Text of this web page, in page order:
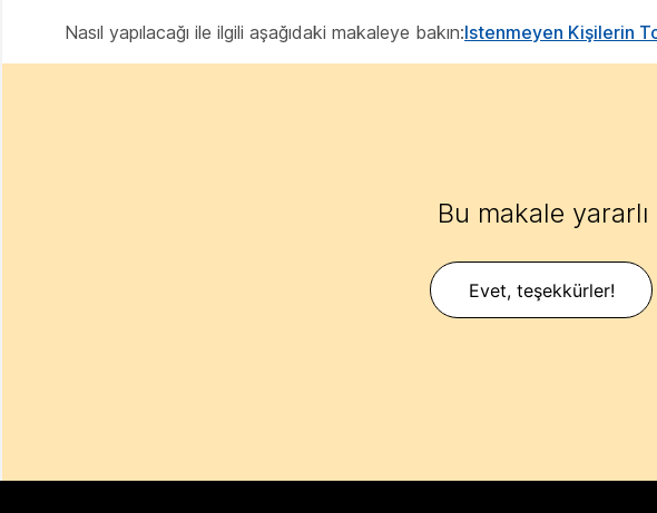
Nasıl yapılacağı ile ilgili aşağıdaki makaleye bakın:Istenmeyen Kişilerin
Bu makale
Evet, teşekkürler!